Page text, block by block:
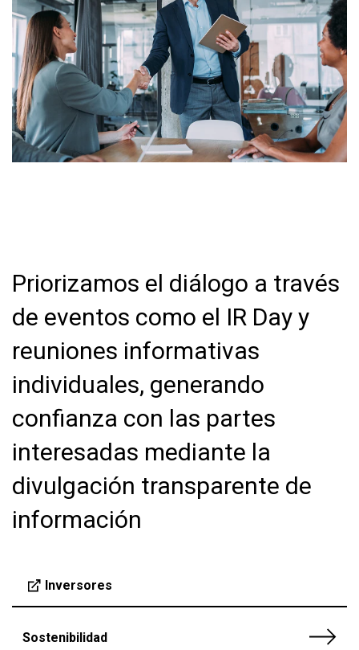
Priorizamos el diálogo a través
de eventos como el IR Day y
reuniones informativas
individuales, generando
confianza con las partes
interesadas mediante la
divulgación transparente de
información
Inversores
Sostenibilidad